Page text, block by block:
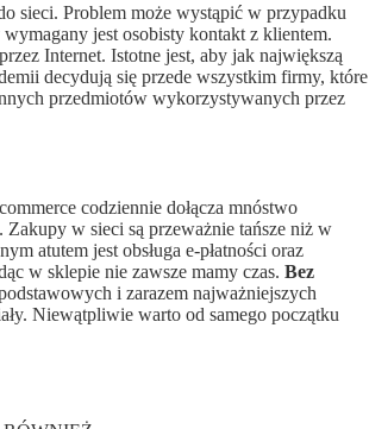
sieci. Problem może wystąpić w przypadku
jest osobisty kontakt z klientem.
Internet. Istotne jest, aby jak największą
decydują się przede wszystkim firmy, które
przedmiotów wykorzystywanych przez
codziennie dołącza mnóstwo
w sieci są przeważnie tańsze niż w
atutem jest obsługa e-płatności oraz
w sklepie nie zawsze mamy czas. Bez
i zarazem najważniejszych
Niewątpliwie warto od samego początku